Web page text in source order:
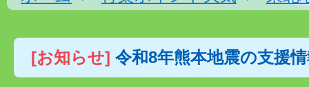
[お知らせ] 令和8年熊本地震の支援